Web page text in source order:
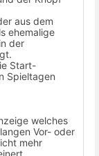
aus dem
ehemalige
der
Start-
Spieltagen
welches
Vor- oder
mehr